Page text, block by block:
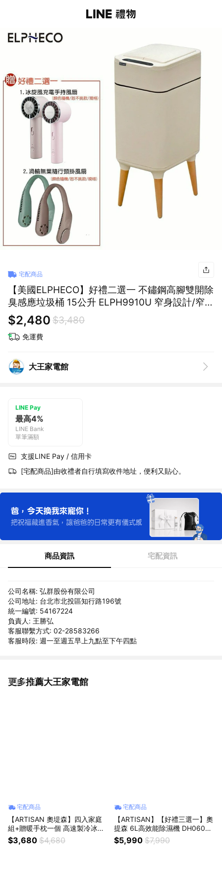
宅配商品
【美國ELPHECO】好禮二選一 不鏽鋼高腳雙開除
臭感應垃圾桶 15公升 ELPH9910U 窄身設計/窄小
空間
$2,480 $3,480
免運費
大王家電館
LINE Pay
最高4%
LINE Bank
單筆滿額
支援LINE Pay / 信用卡
[宅配商品]由收禮者自行填寫收件地址，便利又貼心。
商品資訊 宅配資訊
公司名稱: 弘群股份有限公司
公司地址: 台北市北投區知行路196號
統一編號: 54167224
負責人: 王勝弘
客服聯繫方式: 02-28583266
客服時段: 週一至週五早上九點至下午四點
更多推薦大王家電館
看更多
宅配商品
【ARTISAN 奧堤森】四入家庭
組+贈暖手枕一個 高速製冷冰鎮
手持風扇 隨身電風扇 充電風扇
USB風扇 FH1000
$3,680 $4,680
宅配商品
【ARTISAN】【好禮三選一】奧
提森 6L高效能除濕機 DH0600
一級節能
$5,990 $7,990